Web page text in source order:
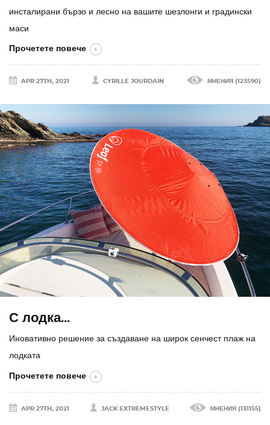
инсталирани бързо и лесно на вашите шезлонги и градински
маси
Прочетете повече
APR 27TH, 2021 CYRILLE JOURDAIN МНЕНИЯ (123590)
С лодка...
Иновативно решение за създаване на широк сенчест плаж на
лодката
Прочетете повече
APR 27TH, 2021 JACK EXTREMESTYLE МНЕНИЯ (131155)